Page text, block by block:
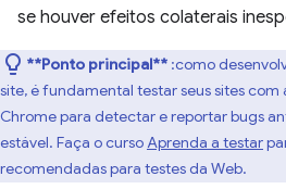
se houver efeitos colaterais
**Ponto principal** :como
site, é fundamental testar seus sites com
Chrome para detectar e reportar bugs
estável. Faça o cursoAprenda a testar
recomendadas para testes da Web.